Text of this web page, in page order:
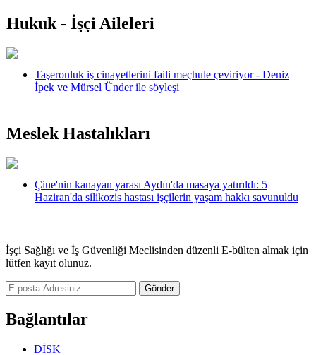
Hukuk - İşçi Aileleri
Taşeronluk iş cinayetlerini faili meçhule çeviriyor - Deniz
İpek ve Mürsel Ünder ile söyleşi
Meslek Hastalıkları
Çine'nin kanayan yarası Aydın'da masaya yatırıldı: 5
Haziran'da silikozis hastası işçilerin yaşam hakkı savunuldu
İşçi Sağlığı ve İş Güvenliği Meclisinden düzenli E-bülten almak için
lütfen kayıt olunuz.
Gönder
Bağlantılar
DİSK